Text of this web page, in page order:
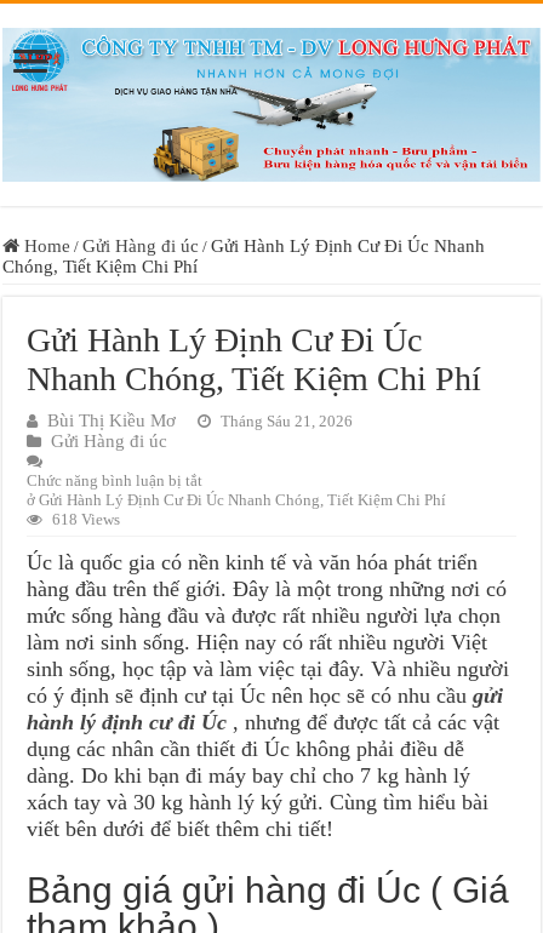
Home / Gửi Hàng đi úc / Gửi Hành Lý Định Cư Đi Úc Nhanh
Chóng, Tiết Kiệm Chi Phí
Gửi Hành Lý Định Cư Đi Úc
Nhanh Chóng, Tiết Kiệm Chi Phí
Bùi Thị Kiều Mơ Tháng Sáu 21, 2026
Gửi Hàng đi úc
Chức năng bình luận bị tắt
ở Gửi Hành Lý Định Cư Đi Úc Nhanh Chóng, Tiết Kiệm Chi Phí
618 Views
Úc là quốc gia có nền kinh tế và văn hóa phát triển
hàng đầu trên thế giới. Đây là một trong những nơi có
mức sống hàng đầu và được rất nhiều người lựa chọn
làm nơi sinh sống. Hiện nay có rất nhiều người Việt
sinh sống, học tập và làm việc tại đây. Và nhiều người
có ý định sẽ định cư tại Úc nên học sẽ có nhu cầugửi
hành lý định cư đi Úc , nhưng để được tất cả các vật
dụng các nhân cần thiết đi Úc không phải điều dễ
dàng. Do khi bạn đi máy bay chỉ cho 7 kg hành lý
xách tay và 30 kg hành lý ký gửi. Cùng tìm hiểu bài
viết bên dưới để biết thêm chi tiết!
Bảng giá gửi hàng đi Úc ( Giá